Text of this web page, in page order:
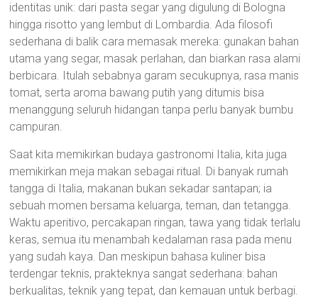
identitas unik: dari pasta segar yang digulung di Bologna
hingga risotto yang lembut di Lombardia. Ada filosofi
sederhana di balik cara memasak mereka: gunakan bahan
utama yang segar, masak perlahan, dan biarkan rasa alami
berbicara. Itulah sebabnya garam secukupnya, rasa manis
tomat, serta aroma bawang putih yang ditumis bisa
menanggung seluruh hidangan tanpa perlu banyak bumbu
campuran.
Saat kita memikirkan budaya gastronomi Italia, kita juga
memikirkan meja makan sebagai ritual. Di banyak rumah
tangga di Italia, makanan bukan sekadar santapan; ia
sebuah momen bersama keluarga, teman, dan tetangga.
Waktu aperitivo, percakapan ringan, tawa yang tidak terlalu
keras, semua itu menambah kedalaman rasa pada menu
yang sudah kaya. Dan meskipun bahasa kuliner bisa
terdengar teknis, prakteknya sangat sederhana: bahan
berkualitas, teknik yang tepat, dan kemauan untuk berbagi.